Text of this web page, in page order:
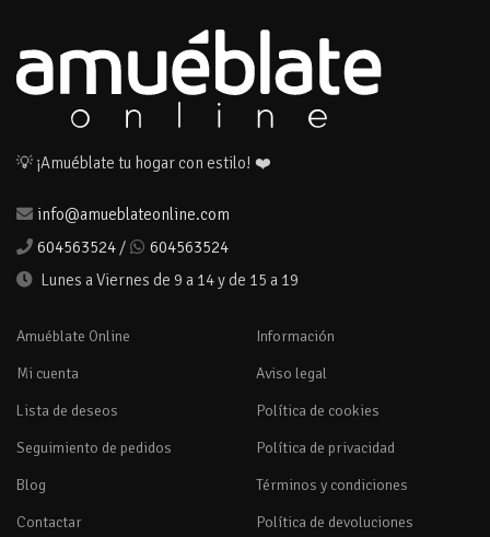
💡 ¡Amuéblate tu hogar con estilo! ❤️
info@amueblateonline.com
604563524 /
604563524
Lunes a Viernes de 9 a 14 y de 15 a 19
Amuéblate Online
Mi cuenta
Lista de deseos
Seguimiento de pedidos
Blog
Contactar
Información
Aviso legal
Política de cookies
Política de privacidad
Términos y condiciones
Política de devoluciones